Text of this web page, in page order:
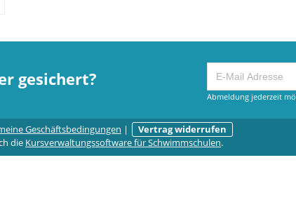
gesichert?
Abmeldung jederzeit
Geschäftsbedingungen |
Vertrag widerrufen
die Kursverwaltungssoftware für Schwimmschulen.